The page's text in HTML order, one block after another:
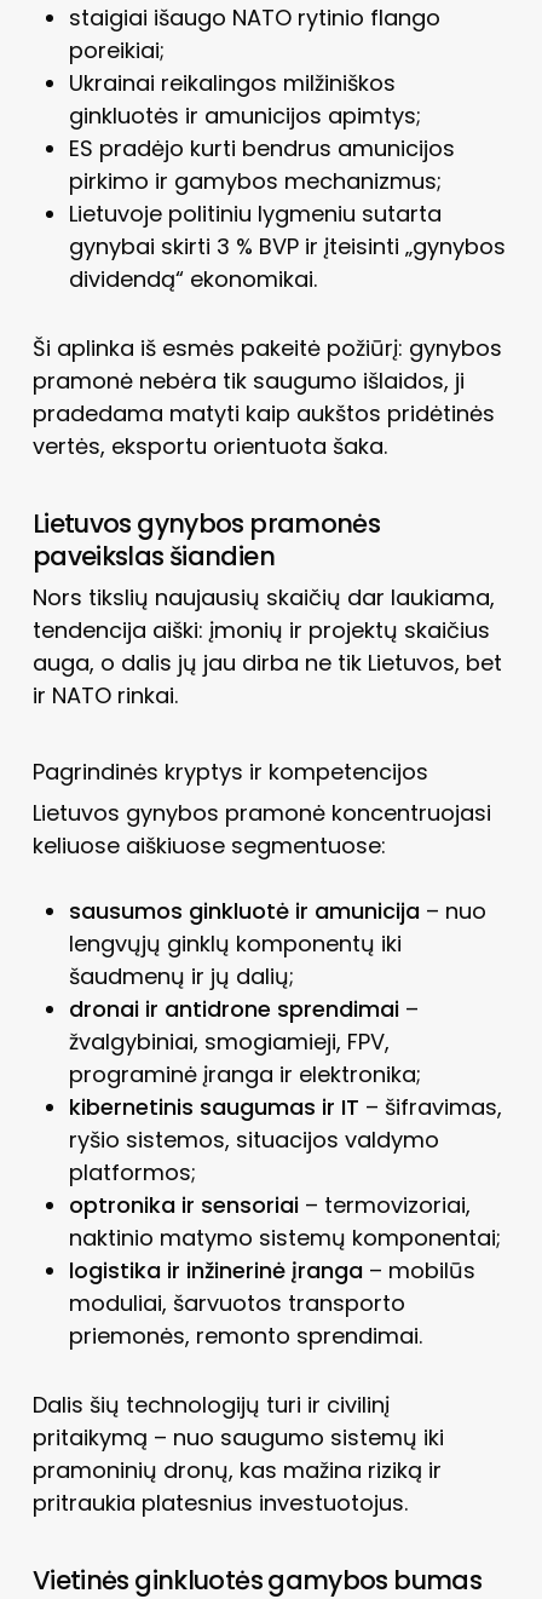
staigiai išaugo NATO rytinio flango
poreikiai;
Ukrainai reikalingos milžiniškos
ginkluotės ir amunicijos apimtys;
ES pradėjo kurti bendrus amunicijos
pirkimo ir gamybos mechanizmus;
Lietuvoje politiniu lygmeniu sutarta
gynybai skirti 3 % BVP ir įteisinti „gynybos
dividendą“ ekonomikai.
Ši aplinka iš esmės pakeitė požiūrį: gynybos
pramonė nebėra tik saugumo išlaidos, ji
pradedama matyti kaip aukštos pridėtinės
vertės, eksportu orientuota šaka.
Lietuvos gynybos pramonės
paveikslas šiandien
Nors tikslių naujausių skaičių dar laukiama,
tendencija aiški: įmonių ir projektų skaičius
auga, o dalis jų jau dirba ne tik Lietuvos, bet
ir NATO rinkai.
Pagrindinės kryptys ir kompetencijos
Lietuvos gynybos pramonė koncentruojasi
keliuose aiškiuose segmentuose:
sausumos ginkluotė ir amunicija– nuo
lengvųjų ginklų komponentų iki
šaudmenų ir jų dalių;
dronai ir antidrone sprendimai–
žvalgybiniai, smogiamieji, FPV,
programinė įranga ir elektronika;
kibernetinis saugumas ir IT – šifravimas,
ryšio sistemos, situacijos valdymo
platformos;
optronika ir sensoriai– termovizoriai,
naktinio matymo sistemų komponentai;
logistika ir inžinerinė įranga– mobilūs
moduliai, šarvuotos transporto
priemonės, remonto sprendimai.
Dalis šių technologijų turi ir civilinį
pritaikymą – nuo saugumo sistemų iki
pramoninių dronų, kas mažina riziką ir
pritraukia platesnius investuotojus.
Vietinės ginkluotės gamybos bumas